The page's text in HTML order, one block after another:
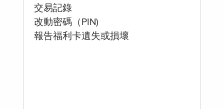
交易記錄
改動密碼（PIN)
報告福利卡遺失或損壞